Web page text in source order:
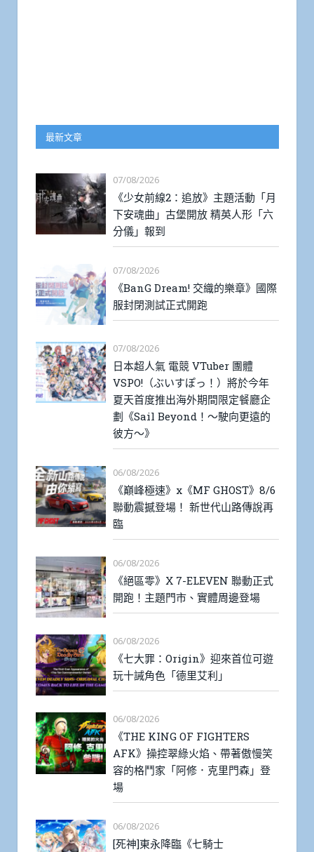
最新文章
07/08/2026
《少女前線2：追放》主題活動「月
下安魂曲」古堡開放 精英人形「六
分儀」報到
07/08/2026
《BanG Dream! 交織的樂章》國際
服封閉測試正式開跑
07/08/2026
日本超人氣 電競 VTuber 團體
VSPO!（ぶいすぽっ！）將於今年
夏天首度推出海外期間限定餐廳企
劃《Sail Beyond！～駛向更遠的
彼方～》
06/08/2026
《巔峰極速》x《MF GHOST》8/6
聯動震撼登場！ 新世代山路傳說再
臨
06/08/2026
《絕區零》X 7-ELEVEN 聯動正式
開跑！主題門市、實體周邊登場
06/08/2026
《七大罪：Origin》迎來首位可遊
玩十誡角色「德里艾利」
06/08/2026
《THE KING OF FIGHTERS
AFK》操控翠綠火焰、帶著傲慢笑
容的格鬥家「阿修．克里門森」登
場
06/08/2026
[死神]東永降臨《七騎士